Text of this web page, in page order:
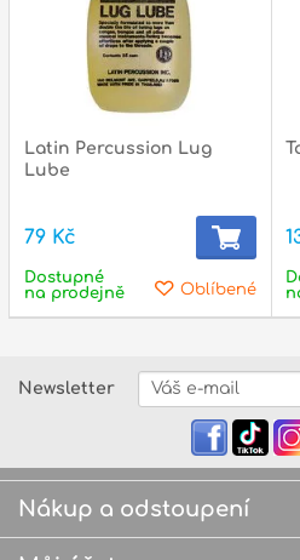
Latin Percussion Lug
Lube
79 Kč
Oblíbené
Dostupné
na prodejně
Newsletter
Nákup a odstoupení